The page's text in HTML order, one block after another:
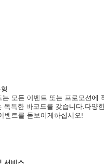
모든 이벤트 또는 프로모션
독특한 바코드를 갖습니다.다
벤트를 돋보이게하십시오!